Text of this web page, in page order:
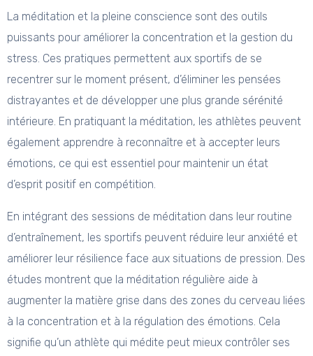
La méditation et la pleine conscience sont des outils
puissants pour améliorer la concentration et la gestion du
stress. Ces pratiques permettent aux sportifs de se
recentrer sur le moment présent, d’éliminer les pensées
distrayantes et de développer une plus grande sérénité
intérieure. En pratiquant la méditation, les athlètes peuvent
également apprendre à reconnaître et à accepter leurs
émotions, ce qui est essentiel pour maintenir un état
d’esprit positif en compétition.
En intégrant des sessions de méditation dans leur routine
d’entraînement, les sportifs peuvent réduire leur anxiété et
améliorer leur résilience face aux situations de pression. Des
études montrent que la méditation régulière aide à
augmenter la matière grise dans des zones du cerveau liées
à la concentration et à la régulation des émotions. Cela
signifie qu’un athlète qui médite peut mieux contrôler ses